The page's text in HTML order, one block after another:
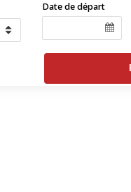
Date de départ